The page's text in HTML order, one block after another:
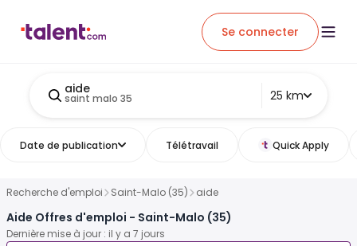
Se connecter
aide
saint malo 35 25 km
Date de publication Télétravail Quick Apply
Recherche d'emploi Saint-Malo (35) aide
Aide Offres d'emploi - Saint-Malo (35)
Dernière mise à jour : il y a 7 jours